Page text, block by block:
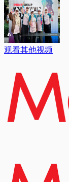
观看其他视频